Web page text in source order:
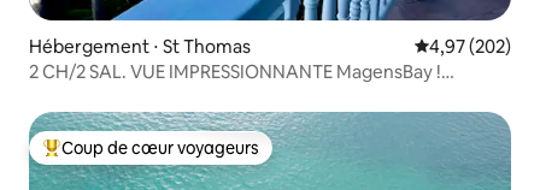
Hébergement ⋅ St Thomas Évaluation
4,97 (202)
2 CH/2 SAL. VUE IMPRESSIONNANTE MagensBay !
Coups de cœur voyageurs les plus appréciés
Coup de cœur voyageurs